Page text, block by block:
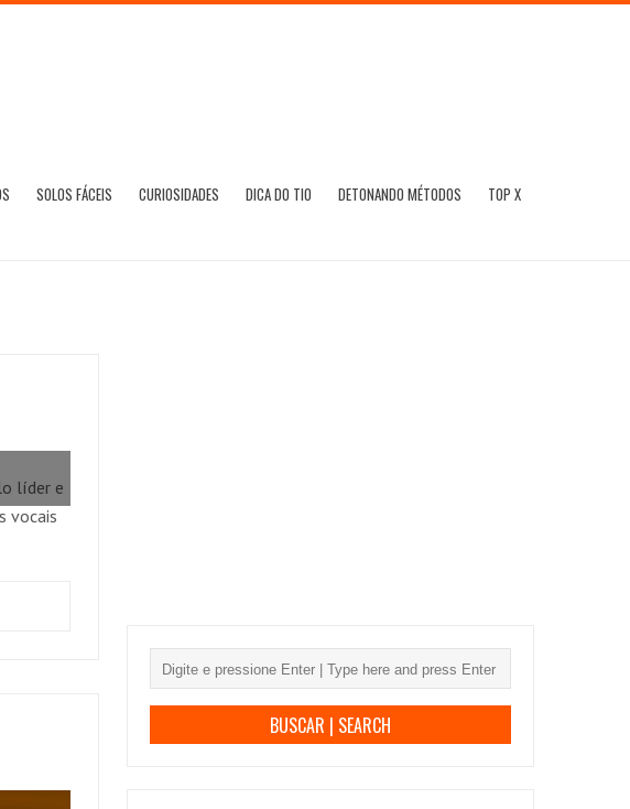
SOLOS FÁCEIS CURIOSIDADES DICA DO TIO DETONANDO MÉTODOS TOP X
líder e
vocais